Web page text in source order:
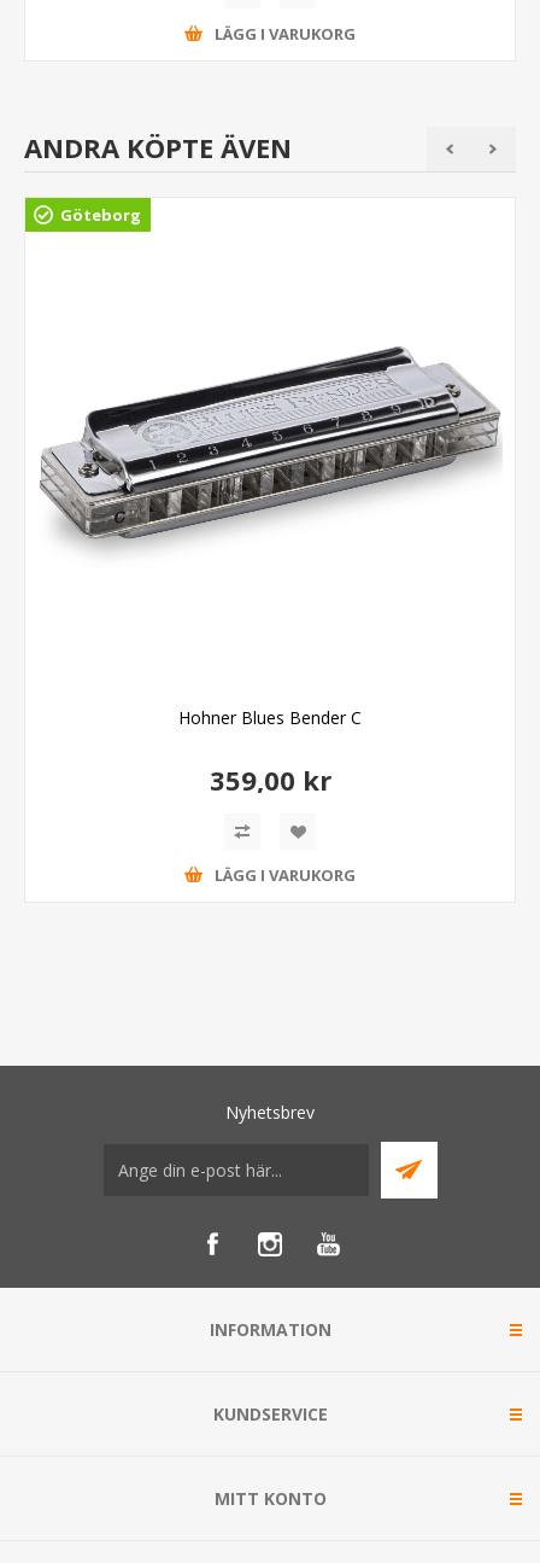
LÄGG I VARUKORG
ANDRA KÖPTE ÄVEN
Göteborg
Hohner Blues Bender C
359,00 kr
LÄGG I VARUKORG
Nyhetsbrev
INFORMATION
KUNDSERVICE
MITT KONTO